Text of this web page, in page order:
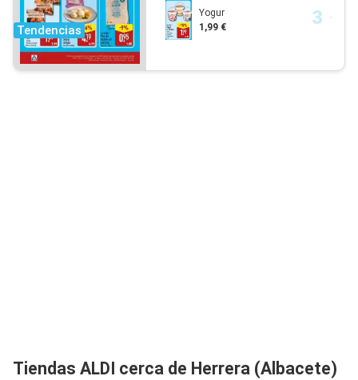
Tendencias
Yogur
1,99 €
Tiendas ALDI cerca de Herrera (Albacete)